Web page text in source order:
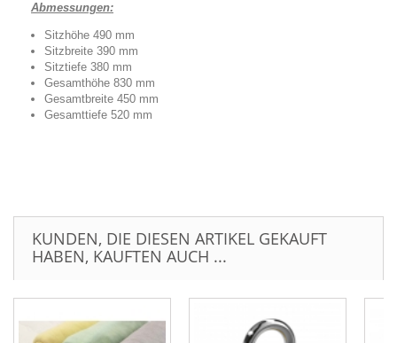
Abmessungen:
Sitzhöhe 490 mm
Sitzbreite 390 mm
Sitztiefe 380 mm
Gesamthöhe 830 mm
Gesamtbreite 450 mm
Gesamttiefe 520 mm
KUNDEN, DIE DIESEN ARTIKEL GEKAUFT
HABEN, KAUFTEN AUCH ...